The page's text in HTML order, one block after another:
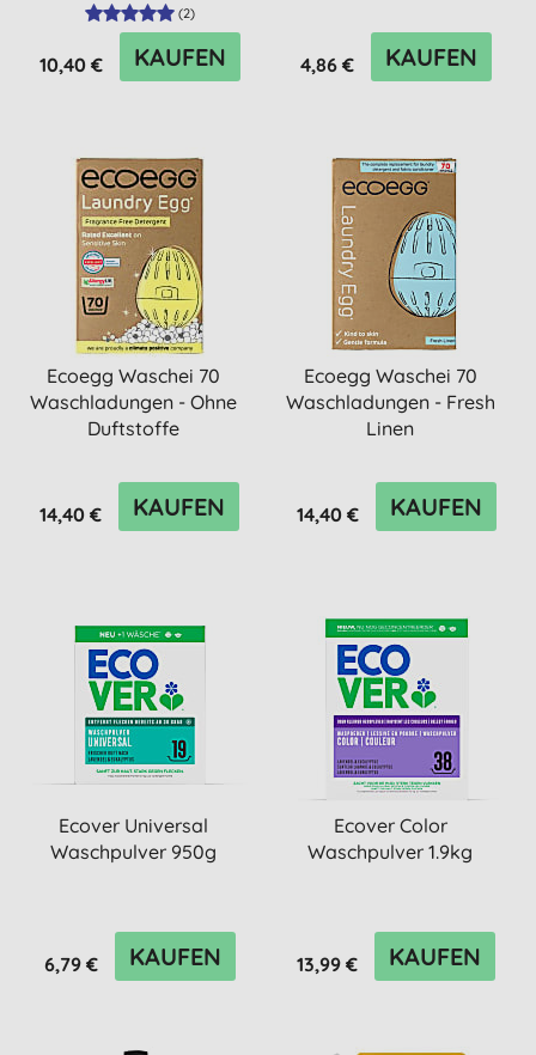
(2)
10,40 € KAUFEN 4,86 € KAUFEN
Ecoegg Waschei 70
Waschladungen - Ohne
Duftstoffe
14,40 € KAUFEN
Ecoegg Waschei 70
Waschladungen - Fresh
Linen
14,40 € KAUFEN
Ecover Universal
Waschpulver 950g
6,79 € KAUFEN
Ecover Color
Waschpulver 1.9kg
13,99 € KAUFEN